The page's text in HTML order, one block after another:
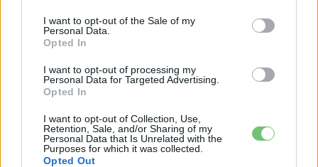
I want to opt-out of the Sale of my
Personal Data.
Opted In
I want to opt-out of processing my
Personal Data for Targeted Advertising.
Opted In
I want to opt-out of Collection, Use,
Retention, Sale, and/or Sharing of my
Personal Data that Is Unrelated with the
Purposes for which it was collected.
Opted Out
Az Audi letarolta saját rekordjait — készül
minden idők leghatékonyabb villanyautója
9 perc töltés, 450 kilométer hatótáv – ezzel
2026-08-05
A Leapmotor átlépte a 100 ezres